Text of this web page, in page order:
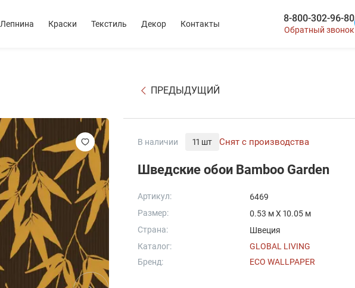
Лепнина Краски Текстиль Декор Контакты 8-800-302-96-80
Обратный звонок
ПРЕДЫДУЩИЙ
В наличии 11 шт Снят с производства
Шведские обои Bamboo Garden
Артикул:
6469
Размер:
0.53 м X 10.05 м
Страна:
Швеция
Каталог:
GLOBAL LIVING
Бренд:
ECO WALLPAPER